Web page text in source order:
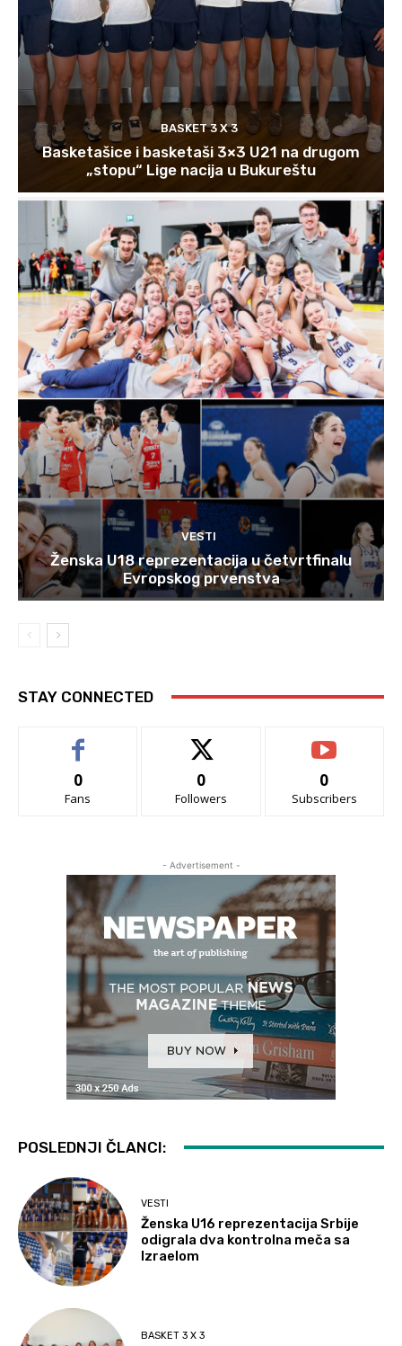
BASKET 3 X 3
Basketašice i basketaši 3×3 U21 na drugom
„stopu“ Lige nacija u Bukureštu
VESTI
Ženska U18 reprezentacija u četvrtfinalu
Evropskog prvenstva
STAY CONNECTED
0
Fans
0
Followers
0
Subscribers
- Advertisement -
POSLEDNJI ČLANCI:
VESTI
Ženska U16 reprezentacija Srbije
odigrala dva kontrolna meča sa
Izraelom
BASKET 3 X 3